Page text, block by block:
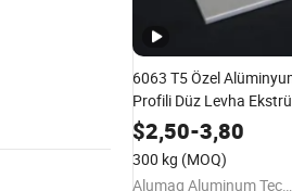
6063 T5 Özel
Profili Düz Levha
Çubuk Plaka
$2,50-3,80
300 kg (MOQ)